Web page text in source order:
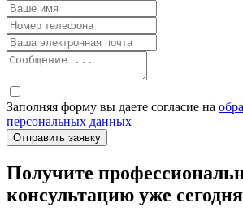
Заполняя форму вы даете согласие на
персональных данных
Получите
консультацию уже сегодня